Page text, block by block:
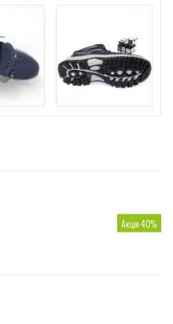
Акція 40%